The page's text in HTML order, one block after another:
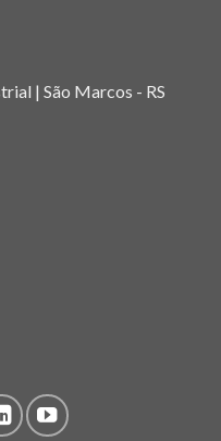
| São Marcos - RS